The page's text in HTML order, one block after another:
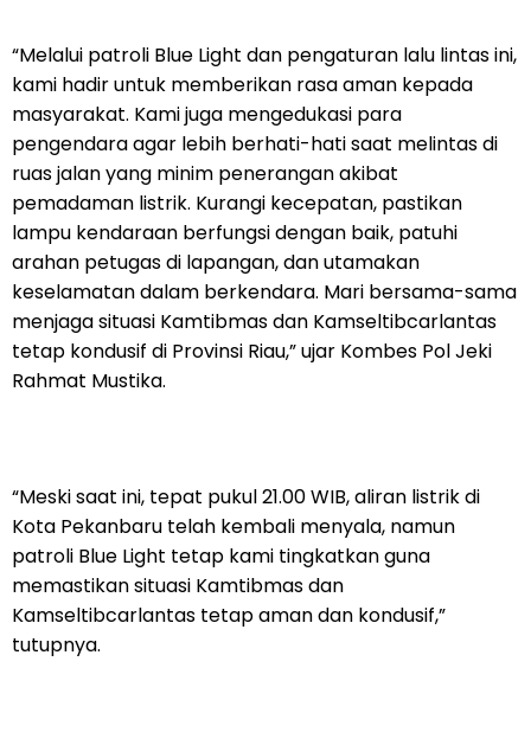
“Melalui patroli Blue Light dan pengaturan lalu lintas ini,
kami hadir untuk memberikan rasa aman kepada
masyarakat. Kami juga mengedukasi para
pengendara agar lebih berhati-hati saat melintas di
ruas jalan yang minim penerangan akibat
pemadaman listrik. Kurangi kecepatan, pastikan
lampu kendaraan berfungsi dengan baik, patuhi
arahan petugas di lapangan, dan utamakan
keselamatan dalam berkendara. Mari bersama-sama
menjaga situasi Kamtibmas dan Kamseltibcarlantas
tetap kondusif di Provinsi Riau,” ujar Kombes Pol Jeki
Rahmat Mustika.
“Meski saat ini, tepat pukul 21.00 WIB, aliran listrik di
Kota Pekanbaru telah kembali menyala, namun
patroli Blue Light tetap kami tingkatkan guna
memastikan situasi Kamtibmas dan
Kamseltibcarlantas tetap aman dan kondusif,”
tutupnya.